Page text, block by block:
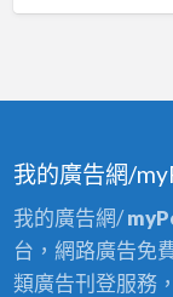
我的廣告網/
我的廣告網/
台，網路廣告免
類廣告刊登服務